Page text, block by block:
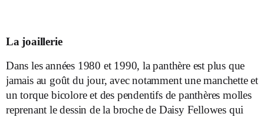
La joaillerie
Dans les années 1980 et 1990, la panthère est plus que
jamais au goût du jour, avec notamment une manchette et
un torque bicolore et des pendentifs de panthères molles
reprenant le dessin de la broche de Daisy Fellowes qui